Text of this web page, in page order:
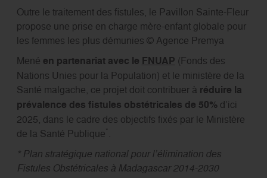
Outre le traitement des fistules, le Pavillon Sainte-Fleur
propose une prise en charge mère-enfant globale pour
les femmes les plus démunies © Agence Premya
Mené en partenariat avec le FNUAP (Fonds des
Nations Unies pour la Population) et le ministère de la
Santé malgache, ce projet doit contribuer à réduire la
prévalence des fistules obstétricales de 50% d’ici
2025, dans le cadre des objectifs fixés par le Ministère
de la Santé Publique* .
* Plan stratégique national pour l’élimination des
Fistules Obstétricales à Madagascar 2014-2030